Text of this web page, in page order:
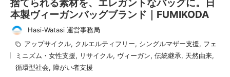
み
本製ヴィーガンバッグブランド｜FUMIKODA
投
稿
者
Hasi-Watasi 運営事務局
タ
グ：
アップサイクル, クルエルティフリー, シングルマザー支援, フェ
ミニズム・女性支援, リサイクル, ヴィーガン, 伝統継承, 天然由来,
循環型社会, 障がい者支援